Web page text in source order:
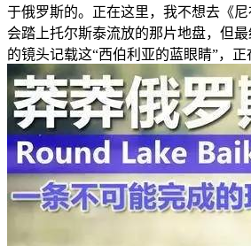
于俄罗斯的。正在这里，我不想去《
会踏上托尔斯泰流放的那片地盘，但
的镜头记载这“西伯利亚的蓝眼睛”，